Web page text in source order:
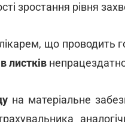
зростання рівня
що проводить
листків
на матеріальне